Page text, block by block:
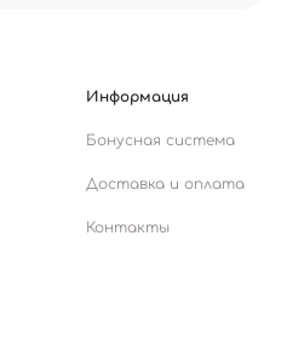
Информация
Бонусная система
Доставка и оплата
Контакты